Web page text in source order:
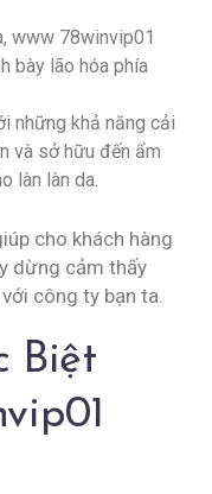
www 78winvip01
bày lão hóa phía
những khả năng cải
và sở hữu đến ẩm
làn làn da.
cho khách hàng
dừng cảm thấy
công ty bạn ta.
Biệt